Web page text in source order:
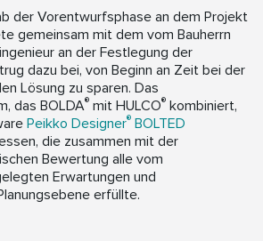
der Vorentwurfsphase an dem Projekt
gemeinsam mit dem vom Bauherrn
an der Festlegung der
dazu bei, von Beginn an Zeit bei der
Lösung zu sparen. Das
das BOLDA® mit HULCO® kombiniert,
Peikko Designer® BOLTED
die zusammen mit der
Bewertung alle vom
Erwartungen und
erfüllte.